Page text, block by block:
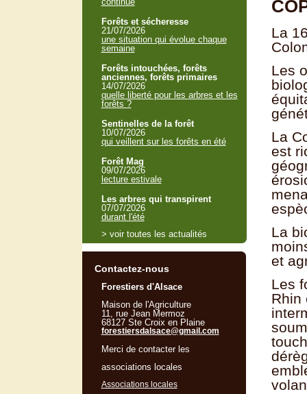
La
Les
La
est
La
et
Les
Rhin
Forêts et sécheresse
21/07/2026
une situation qui évolue chaque
semaine
Forêts intouchées, forêts
anciennes, forêts primaires
14/07/2026
quelle liberté pour les arbres et les
forêts ?
Sentinelles de la forêt
10/07/2026
qui veillent sur les forêts en été
Forêt Mag
09/07/2026
lecture estivale
Les arbres qui transpirent
07/07/2026
durant l'été
> voir toutes les actualités
Contactez-nous
Forestiers d'Alsace
Maison de l'Agriculture
11, rue Jean Mermoz
68127 Ste Croix en Plaine
forestiersdalsace@gmail.com
Merci de contacter les
associations locales
Associations locales